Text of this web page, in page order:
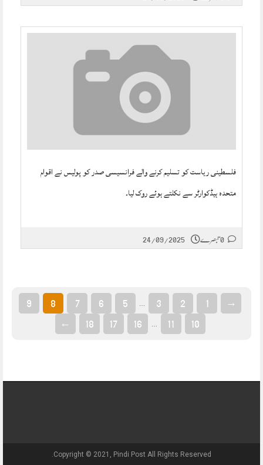
فلسطینی ریاست کو تسلیم کرنے والے فرانسیسی صدر کو پولیس نے اقوام
متحدہ ہیڈکوارٹر سے نکلتے ہوئے روک لیا۔
24/09/2025
→
1
2
3
5
6
7
8
9
10
11
16
17
18
←
Copyright © 2021, Pindi Post All Rights Reserved.